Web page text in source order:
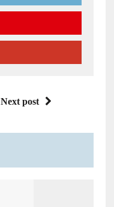
Next post